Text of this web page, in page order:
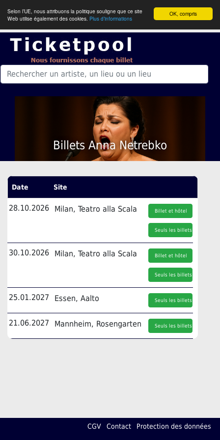
OK, compris
Selon l’UE, nous attribuons la politique souligne que ce site
Web utilise également des cookies. Plus d’informations
Billets Anna Netrebko
Date Site
28.10.2026 Milan, Teatro alla Scala Billet et hôtel
Seuls les billets
30.10.2026 Milan, Teatro alla Scala Billet et hôtel
Seuls les billets
25.01.2027 Essen, Aalto Seuls les billets
21.06.2027 Mannheim, Rosengarten Seuls les billets
CGV Contact Protection des données